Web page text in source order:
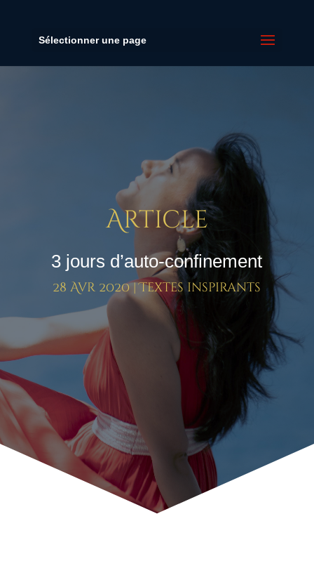
Sélectionner une page
Article
3 jours d’auto-confinement
28 Avr 2020|Textes inspirants